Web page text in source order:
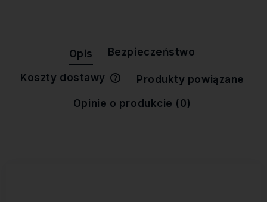
Opis Bezpieczeństwo
Koszty dostawy
Cena nie zawiera ewentualnych
Produkty powiązane
Opinie o produkcie (0)